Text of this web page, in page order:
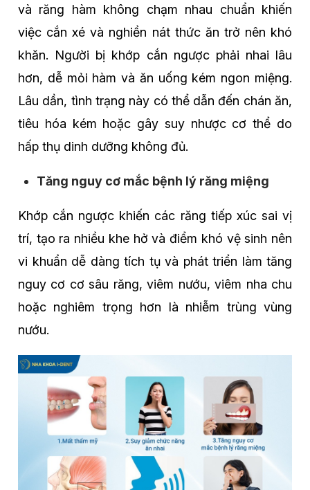
và răng hàm không chạm nhau chuẩn khiến
việc cắn xé và nghiền nát thức ăn trở nên khó
khăn. Người bị khớp cắn ngược phải nhai lâu
hơn, dễ mỏi hàm và ăn uống kém ngon miệng.
Lâu dần, tình trạng này có thể dẫn đến chán ăn,
tiêu hóa kém hoặc gây suy nhược cơ thể do
hấp thụ dinh dưỡng không đủ.
Tăng nguy cơ mắc bệnh lý răng miệng
Khớp cắn ngược khiến các răng tiếp xúc sai vị
trí, tạo ra nhiều khe hở và điểm khó vệ sinh nên
vi khuẩn dễ dàng tích tụ và phát triển làm tăng
nguy cơ cơ sâu răng, viêm nướu, viêm nha chu
hoặc nghiêm trọng hơn là nhiễm trùng vùng
nướu.